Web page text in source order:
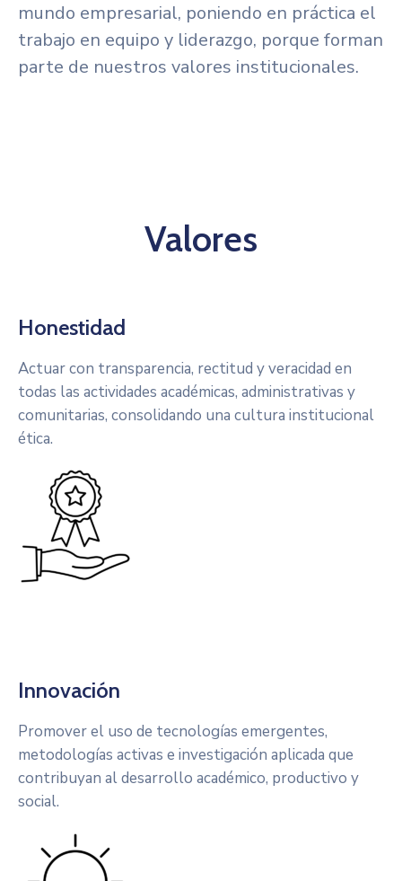
mundo empresarial, poniendo en práctica el
trabajo en equipo y liderazgo, porque forman
parte de nuestros valores institucionales.
Valores
Honestidad
Actuar con transparencia, rectitud y veracidad en
todas las actividades académicas, administrativas y
comunitarias, consolidando una cultura institucional
ética.
Innovación
Promover el uso de tecnologías emergentes,
metodologías activas e investigación aplicada que
contribuyan al desarrollo académico, productivo y
social.